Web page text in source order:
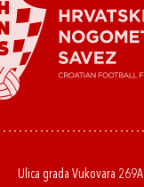
Ulica grada Vukovara 269A